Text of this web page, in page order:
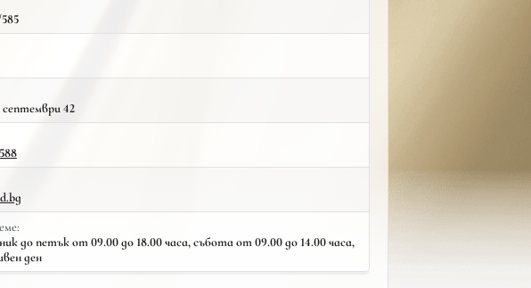
42
до петък от 09.00 до 18.00 часа, събота от 09.00 до 14.00 часа,
ден